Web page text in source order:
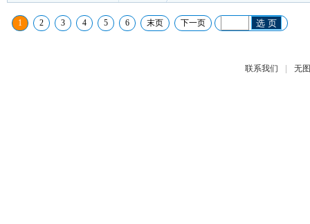
1 2 3 4 5 6 末页 下一页 选 页
联系我们 | 无